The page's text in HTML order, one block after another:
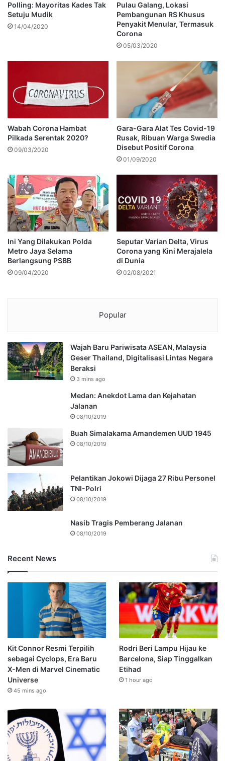
Polling: Mayoritas Kades Tak
Setuju Mudik
14/04/2020
Pulau Galang, Lokasi
Pembangunan RS Khusus
Penyakit Menular, Termasuk
Corona
05/03/2020
Wabah Corona Hambat
Pilkada Serentak 2020?
09/03/2020
Gara-Gara Alat Tes Covid-19
Rusak, Ribuan Warga Swedia
Disebut Positif Corona
01/09/2020
Ini Yang Dilakukan Polda
Metro Jaya Selama
Berlangsung PSBB
09/04/2020
Seputar Varian Delta, Virus
Corona yang Kini Merajalela
di Dunia
02/08/2021
Popular
Wajah Baru Pariwisata ASEAN, Malaysia
Geser Thailand, Digitalisasi Lintas Negara
Beraksi
3 mins ago
Medan: Anekdot Lama dan Kejahatan
Jalanan
08/10/2019
Buah Simalakama Amandemen UUD 1945
08/10/2019
Pelantikan Jokowi Dijaga 27 Ribu Personel
TNI-Polri
08/10/2019
Nasib Tragis Pemberang Jalanan
08/10/2019
Recent News
Kit Connor Resmi Terpilih
sebagai Cyclops, Era Baru
X-Men di Marvel Cinematic
Universe
45 mins ago
Rodri Beri Lampu Hijau ke
Barcelona, Siap Tinggalkan
Etihad
1 hour ago